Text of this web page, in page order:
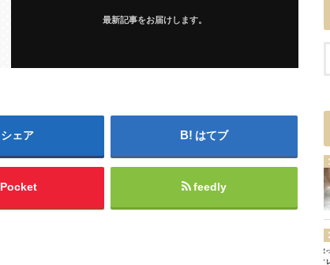
最新記事をお届けします。
シェア はてブ
Pocket feedly